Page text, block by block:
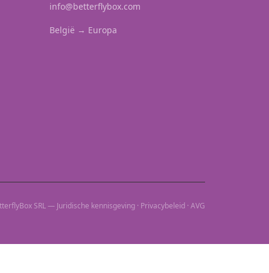
info@betterflybox.com
België → Europa
SRL — Juridische kennisgeving · Privacybeleid · AVG